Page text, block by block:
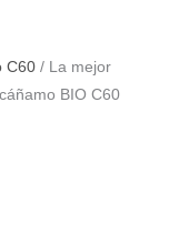
C60 / La mejor
BIO C60